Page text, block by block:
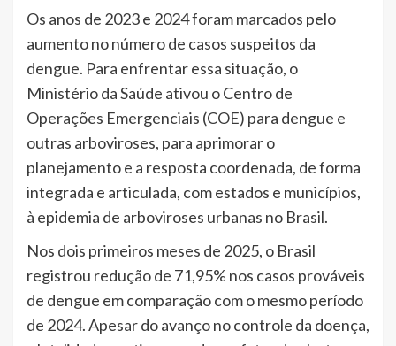
Os anos de 2023 e 2024 foram marcados pelo
aumento no número de casos suspeitos da
dengue. Para enfrentar essa situação, o
Ministério da Saúde ativou o Centro de
Operações Emergenciais (COE) para dengue e
outras arboviroses, para aprimorar o
planejamento e a resposta coordenada, de forma
integrada e articulada, com estados e municípios,
à epidemia de arboviroses urbanas no Brasil.
Nos dois primeiros meses de 2025, o Brasil
registrou redução de 71,95% nos casos prováveis
de dengue em comparação com o mesmo período
de 2024. Apesar do avanço no controle da doença,